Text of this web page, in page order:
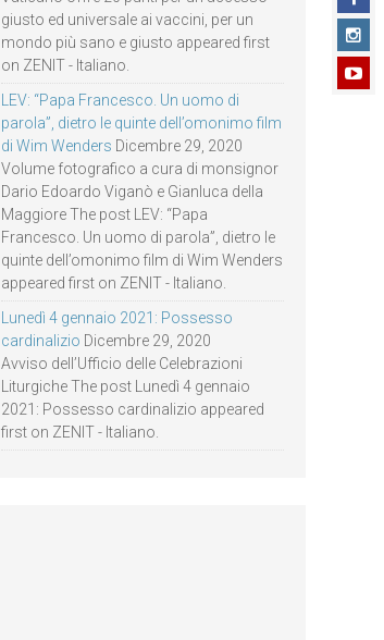
giusto ed universale ai vaccini, per un
mondo più sano e giusto appeared first
on ZENIT - Italiano.
LEV: “Papa Francesco. Un uomo di
parola”, dietro le quinte dell’omonimo film
di Wim Wenders Dicembre 29, 2020
Volume fotografico a cura di monsignor
Dario Edoardo Viganò e Gianluca della
Maggiore The post LEV: “Papa
Francesco. Un uomo di parola”, dietro le
quinte dell’omonimo film di Wim Wenders
appeared first on ZENIT - Italiano.
Lunedì 4 gennaio 2021: Possesso
cardinalizio Dicembre 29, 2020
Avviso dell’Ufficio delle Celebrazioni
Liturgiche The post Lunedì 4 gennaio
2021: Possesso cardinalizio appeared
first on ZENIT - Italiano.